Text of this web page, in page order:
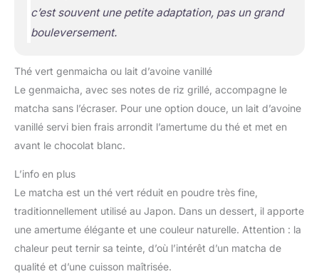
c’est souvent une petite adaptation, pas un grand
bouleversement.
Thé vert genmaicha ou lait d’avoine vanillé
Le genmaicha, avec ses notes de riz grillé, accompagne le
matcha sans l’écraser. Pour une option douce, un lait d’avoine
vanillé servi bien frais arrondit l’amertume du thé et met en
avant le chocolat blanc.
L’info en plus
Le matcha est un thé vert réduit en poudre très fine,
traditionnellement utilisé au Japon. Dans un dessert, il apporte
une amertume élégante et une couleur naturelle. Attention : la
chaleur peut ternir sa teinte, d’où l’intérêt d’un matcha de
qualité et d’une cuisson maîtrisée.